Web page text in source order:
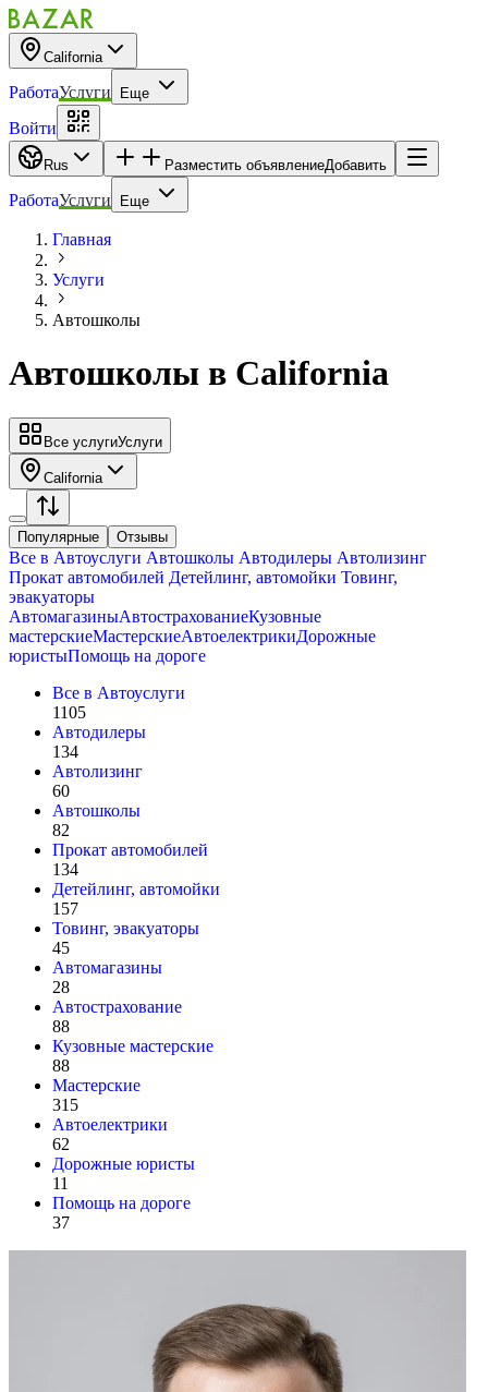
California
РаботаУслуги Еще
Войти
Rus Разместить объявлениеДобавить
РаботаУслуги Еще
Главная
Услуги
Автошколы
Автошколы в California
Все услугиУслуги
California
Популярные Отзывы
Все в Автоуслуги Автошколы Автодилеры Автолизинг
Прокат автомобилей Детейлинг, автомойки Товинг,
эвакуаторы
АвтомагазиныАвтострахованиеКузовные
мастерскиеМастерскиеАвтоелектрикиДорожные
юристыПомощь на дороге
Все в Автоуслуги
1105
Автодилеры
134
Автолизинг
60
Автошколы
82
Прокат автомобилей
134
Детейлинг, автомойки
157
Товинг, эвакуаторы
45
Автомагазины
28
Автострахование
88
Кузовные мастерские
88
Мастерские
315
Автоелектрики
62
Дорожные юристы
11
Помощь на дороге
37